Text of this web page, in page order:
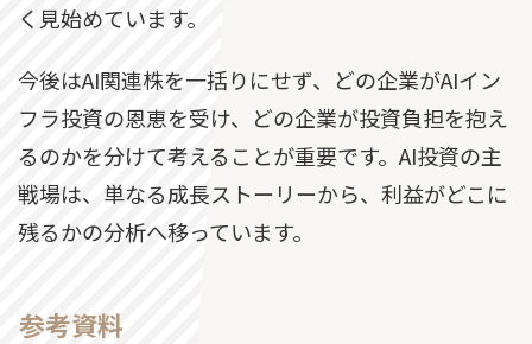
く見始めています。
今後はAI関連株を一括りにせず、どの企業がAIイン
フラ投資の恩恵を受け、どの企業が投資負担を抱え
るのかを分けて考えることが重要です。AI投資の主
戦場は、単なる成長ストーリーから、利益がどこに
残るかの分析へ移っています。
参考資料